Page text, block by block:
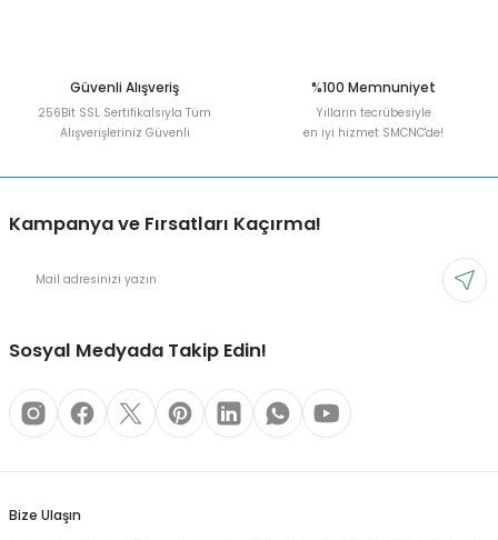
Güvenli Alışveriş
256Bit SSL Sertifikalsıyla Tüm
Alışverişleriniz Güvenli
%100 Memnuniyet
Yılların tecrübesiyle
en iyi hizmet SMCNC'de!
Kampanya ve Fırsatları Kaçırma!
Sosyal Medyada Takip Edin!
Bize Ulaşın